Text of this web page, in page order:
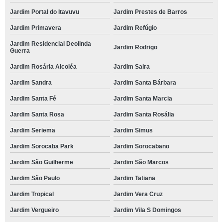
Jardim Portal do Itavuvu Jardim Prestes de Barros
Jardim Primavera Jardim Refúgio
Jardim Residencial Deolinda
Guerra
Jardim Rodrigo
Jardim Rosária Alcoléa Jardim Saira
Jardim Sandra Jardim Santa Bárbara
Jardim Santa Fé Jardim Santa Marcia
Jardim Santa Rosa Jardim Santa Rosália
Jardim Seriema Jardim Simus
Jardim Sorocaba Park Jardim Sorocabano
Jardim São Guilherme Jardim São Marcos
Jardim São Paulo Jardim Tatiana
Jardim Tropical Jardim Vera Cruz
Jardim Vergueiro Jardim Vila S Domingos